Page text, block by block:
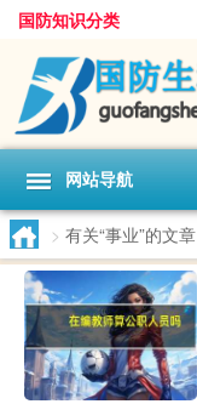
国防知识分类
网站导航
> 有关“事业”的文章